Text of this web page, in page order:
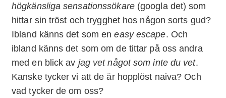
högkänsliga sensationssökare(googla det) som
hittar sin tröst och trygghet hos någon sorts gud?
Ibland känns det som eneasy escape. Och
ibland känns det som om de tittar på oss andra
med en blick av jag vet något som inte du vet.
Kanske tycker vi att de är hopplöst naiva? Och
vad tycker de om oss?